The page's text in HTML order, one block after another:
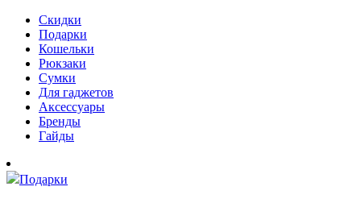
Скидки
Подарки
Кошельки
Рюкзаки
Сумки
Для гаджетов
Аксессуары
Бренды
Гайды
Подарки